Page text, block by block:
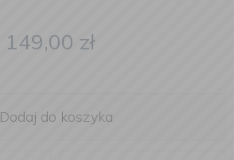
149,00 zł
Dodaj do koszyka